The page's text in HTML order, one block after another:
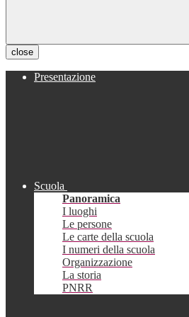
close
Presentazione
Scuola
Panoramica
I luoghi
Le persone
Le carte della scuola
I numeri della scuola
Organizzazione
La storia
PNRR